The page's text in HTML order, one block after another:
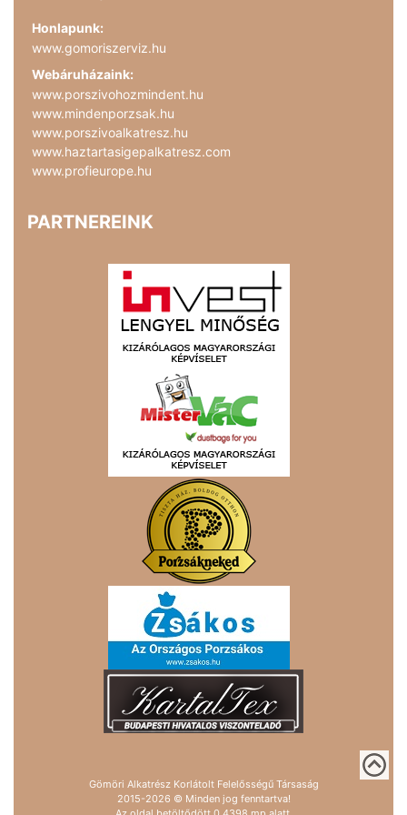
Honlapunk:
www.gomoriszerviz.hu
Webáruházaink:
www.porszivohozmindent.hu
www.mindenporzsak.hu
www.porszivoalkatresz.hu
www.haztartasigepalkatresz.com
www.profieurope.hu
PARTNEREINK
Gömöri Alkatrész Korlátolt Felelősségű Társaság
2015-2026 © Minden jog fenntartva!